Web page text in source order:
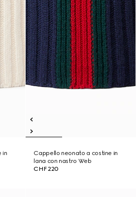
in
Cappello neonato a costine in
lana con nastro Web
CHF 220